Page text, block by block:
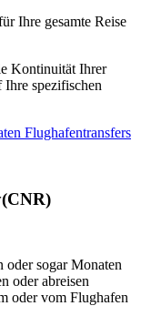
Ihre gesamte Reise
Kontinuität Ihrer
spezifischen
Flughafentransfers
oder sogar Monaten
oder abreisen
oder vom Flughafen